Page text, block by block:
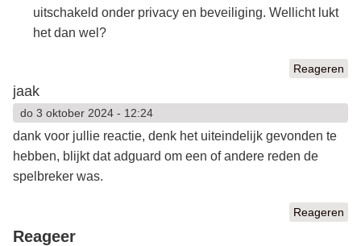
uitschakeld onder privacy en beveiliging. Wellicht lukt
het dan wel?
Reageren
jaak
do 3 oktober 2024 - 12:24
dank voor jullie reactie, denk het uiteindelijk gevonden te
hebben, blijkt dat adguard om een of andere reden de
spelbreker was.
Reageren
Reageer